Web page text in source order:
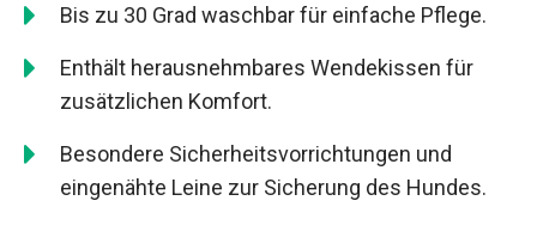
Bis zu 30 Grad waschbar für einfache Pflege.
Enthält herausnehmbares Wendekissen für
zusätzlichen Komfort.
Besondere Sicherheitsvorrichtungen und
eingenähte Leine zur Sicherung des Hundes.